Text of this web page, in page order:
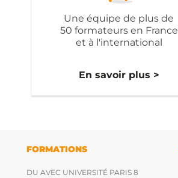
Une équipe de plus de
50 formateurs en France
et à l'international
En savoir plus >
FORMATIONS
DU AVEC UNIVERSITÉ PARIS 8